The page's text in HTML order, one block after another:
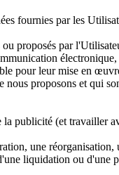
fournies par les
proposés par
pour leur mise en
proposons et qui
publicité (et travailler
une
liquidation ou d'une